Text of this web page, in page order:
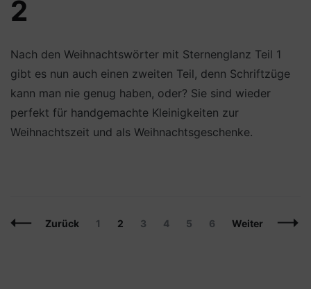
2
Nach den Weihnachtswörter mit Sternenglanz Teil 1
gibt es nun auch einen zweiten Teil, denn Schriftzüge
kann man nie genug haben, oder? Sie sind wieder
perfekt für handgemachte Kleinigkeiten zur
Weihnachtszeit und als Weihnachtsgeschenke.
Beitragsnavigation
Zurück Seite
1 Seite
2 Seite
3 Seite
4 Seite
5 Seite
6 Weiter